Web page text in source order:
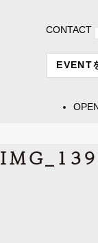
CONTACT
EVENT